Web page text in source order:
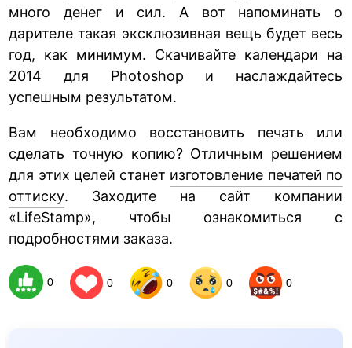
много денег и сил. А вот напоминать о
дарителе такая эксклюзивная вещь будет весь
год, как минимум. Скачивайте календари на
2014 для Photoshop и наслаждайтесь
успешным результатом.
Вам необходимо восстановить печать или
сделать точную копию? Отличным решением
для этих целей станет изготовление печатей по
оттиску. Заходите на сайт компании
«LifeStamp», чтобы ознакомиться с
подробностями заказа.
0 0 0 0 0